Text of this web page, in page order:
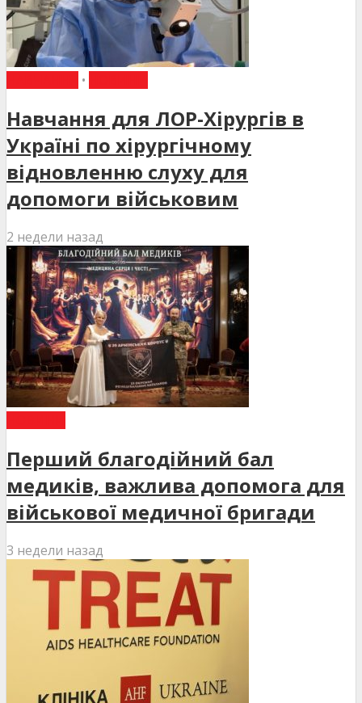
•
Навчання для ЛОР-Хірургів в
Україні по хірургічному
відновленню слуху для
допомоги військовим
2 недели назад
Перший благодійний бал
медиків, важлива допомога для
військової медичної бригади
3 недели назад